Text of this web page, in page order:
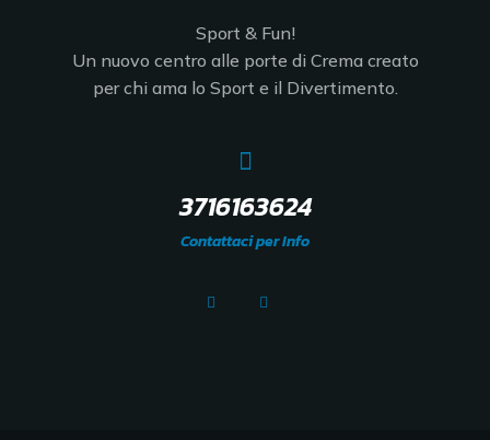
Sport & Fun!
Un nuovo centro alle porte di Crema creato
per chi ama lo Sport e il Divertimento.
3716163624
Contattaci per Info